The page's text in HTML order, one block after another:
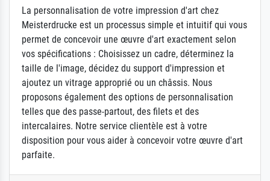
La personnalisation de votre impression d'art chez
Meisterdrucke est un processus simple et intuitif qui vous
permet de concevoir une œuvre d'art exactement selon
vos spécifications : Choisissez un cadre, déterminez la
taille de l'image, décidez du support d'impression et
ajoutez un vitrage approprié ou un châssis. Nous
proposons également des options de personnalisation
telles que des passe-partout, des filets et des
intercalaires. Notre service clientèle est à votre
disposition pour vous aider à concevoir votre œuvre d'art
parfaite.